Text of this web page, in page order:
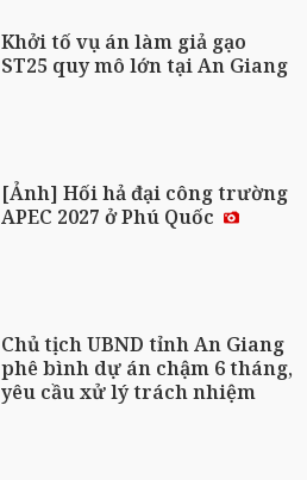
Khởi tố vụ án làm giả gạo
ST25 quy mô lớn tại An Giang
[Ảnh] Hối hả đại công trường
APEC 2027 ở Phú Quốc
Chủ tịch UBND tỉnh An Giang
phê bình dự án chậm 6 tháng,
yêu cầu xử lý trách nhiệm